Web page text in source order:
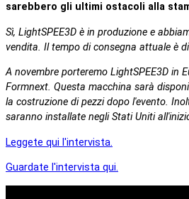
sarebbero gli ultimi ostacoli alla
Sì, LightSPEE3D è in produzione e
vendita. Il tempo di consegna attuale è
A novembre porteremo LightSPEE3D in
Formnext. Questa macchina sarà
la costruzione di pezzi dopo l'evento.
saranno installate negli Stati Uniti
Leggete qui l'intervista.
Guardate l'intervista qui.